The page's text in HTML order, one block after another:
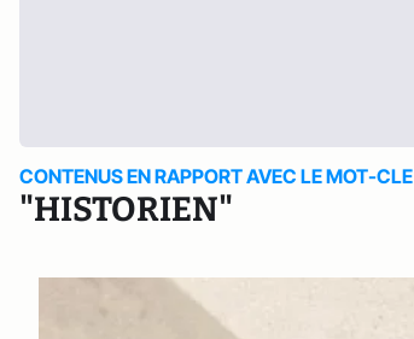
CONTENUS EN RAPPORT AVEC LE MOT-CLE
"HISTORIEN"